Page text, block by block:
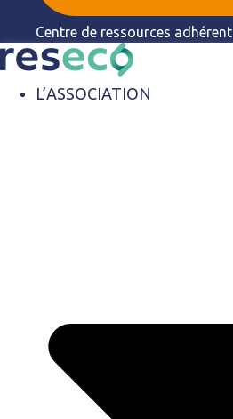
Centre de ressources adhérent
L’ASSOCIATION